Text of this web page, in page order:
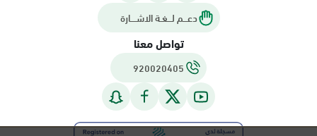
دعـــم لـــغـة الاشــــارة
تواصل معنا
920020405